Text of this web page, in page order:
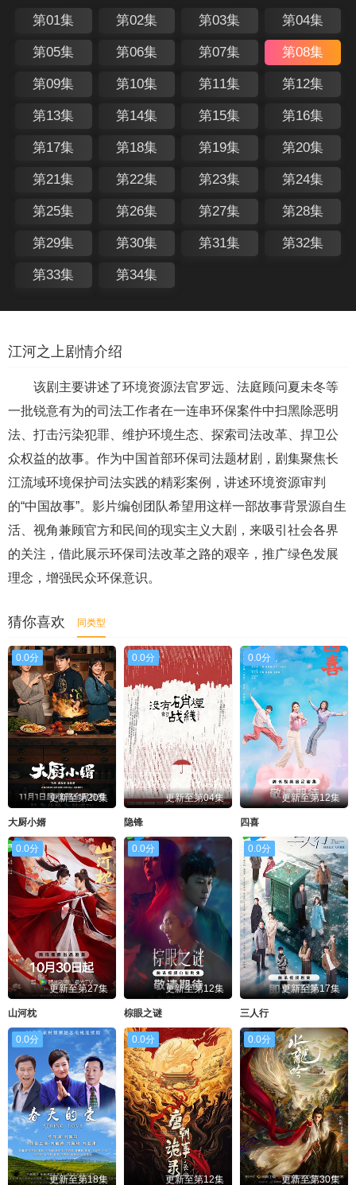
第01集 第02集 第03集 第04集
第05集 第06集 第07集 第08集
第09集 第10集 第11集 第12集
第13集 第14集 第15集 第16集
第17集 第18集 第19集 第20集
第21集 第22集 第23集 第24集
第25集 第26集 第27集 第28集
第29集 第30集 第31集 第32集
第33集 第34集
江河之上剧情介绍
该剧主要讲述了环境资源法官罗远、法庭顾问夏未冬等
一批锐意有为的司法工作者在一连串环保案件中扫黑除恶明
法、打击污染犯罪、维护环境生态、探索司法改革、捍卫公
众权益的故事。作为中国首部环保司法题材剧，剧集聚焦长
江流域环境保护司法实践的精彩案例，讲述环境资源审判
的“中国故事”。影片编创团队希望用这样一部故事背景源自生
活、视角兼顾官方和民间的现实主义大剧，来吸引社会各界
的关注，借此展示环保司法改革之路的艰辛，推广绿色发展
理念，增强民众环保意识。
猜你喜欢 同类型
0.0分
更新至第20集
大厨小婿
0.0分
更新至第04集
隐锋
0.0分
更新至第12集
四喜
0.0分
更新至第27集
山河枕
0.0分
更新至第12集
棕眼之谜
0.0分
更新至第17集
三人行
0.0分
更新至第18集
0.0分
更新至第12集
0.0分
更新至第30集